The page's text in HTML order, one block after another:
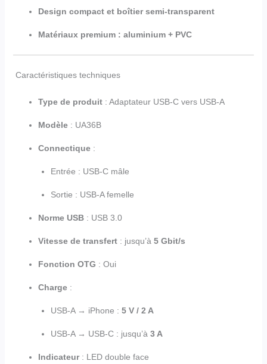
Design compact et boîtier semi-transparent
Matériaux premium : aluminium + PVC
Caractéristiques techniques
Type de produit: Adaptateur USB-C vers USB-A
Modèle: UA36B
Connectique:
Entrée : USB-C mâle
Sortie : USB-A femelle
Norme USB: USB 3.0
Vitesse de transfert: jusqu’à 5 Gbit/s
Fonction OTG : Oui
Charge:
USB-A → iPhone : 5 V / 2 A
USB-A → USB-C : jusqu’à 3 A
Indicateur: LED double face